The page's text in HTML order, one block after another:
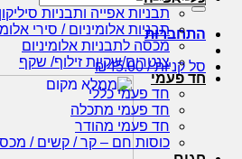
עבור:
התחברות
סל קניות / ₪45.00
תבניות אפייה ותבניות סיליקון
תבניות אלומיניום / סירי
מכסה לתבניות אלומיניום
צנטרים/שקיות זילוף/ שקף
חד פעמי
חד פעמי כללי
חד פעמי מתכלה
חד פעמי מהודר
כוסות חם – קר / קשים /